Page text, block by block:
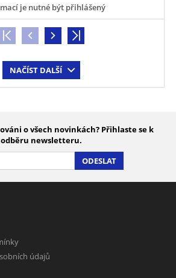
je nutné být přihlášený
NAČÍST DALŠÍ
o všech novinkách? Přihlaste se k
odběru newsletteru.
ODESLAT
údajů